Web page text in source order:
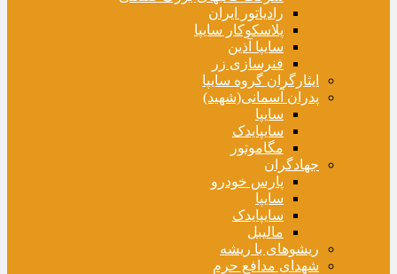
رادیاتور ایران
پلاسکوکار سایپا
سایپا آذین
فنرسازی زر
ایثارگران گروه سایپا
پدران آسمانی(شهید)
سایپا
سایپایدک
مگاموتور
جهادگران
پارس خودرو
سایپا
سایپایدک
مالیبل
ریشوهای با ریشه
شهدای مدافع حرم